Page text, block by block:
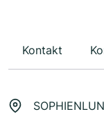
Kontakt